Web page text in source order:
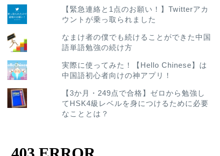
【緊急連絡と1点のお願い！】Twitterアカ
ウントが乗っ取られました
なまけ者の僕でも続けることができた中国
語単語勉強の続け方
実際に使ってみた！【Hello Chinese】は
中国語初心者向けの神アプリ！
【3か月・249点で合格】ゼロから勉強し
てHSK4級レベルを身につけるために必要
なこととは？